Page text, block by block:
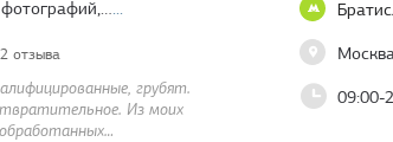
09:00-
...
2 отзыва
грубят.
Из моих